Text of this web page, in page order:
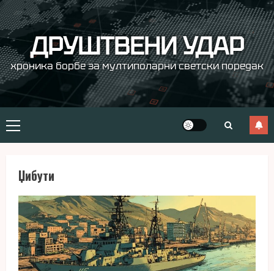
Skip
to
content ДРУШТВЕНИ УДАР
хроника борбе за мултиполарни светски поредак
Primary
Menu
Џибути